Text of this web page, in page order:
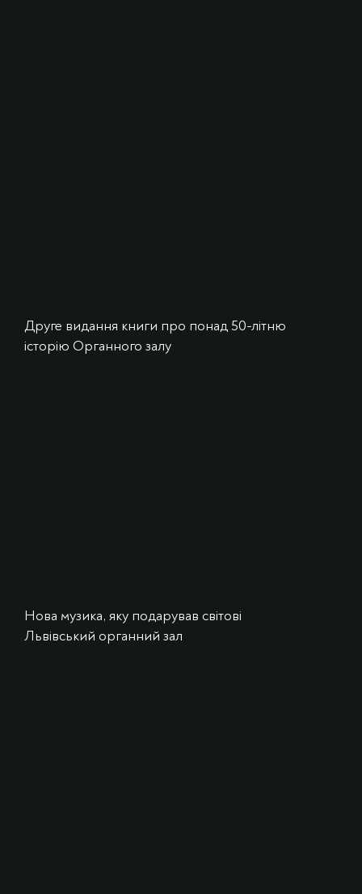
Друге видання книги про понад 50-літню
історію Органного залу
Нова музика, яку подарував світові
Львівський органний зал